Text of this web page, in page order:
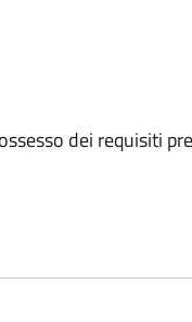
dei requisiti